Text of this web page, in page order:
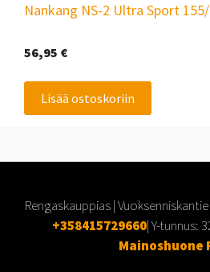
Nankang NS-2 Ultra Sport
56,95 €
Lisää ostoskoriin
Rengaskauppias | Vuoksenniskantie
+358415729660| Y-tunnus:
Mainoshuone